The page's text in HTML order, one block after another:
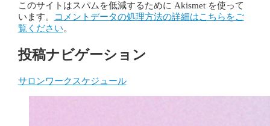
このサイトはスパムを低減するために Akismet を使って
います。
コメントデータの処理方法の詳細はこちらをご
覧ください。
投稿ナビゲーション
サロンワークスケジュール